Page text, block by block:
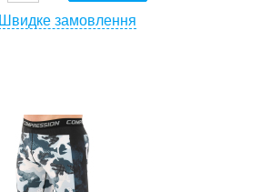
Швидке замовлення